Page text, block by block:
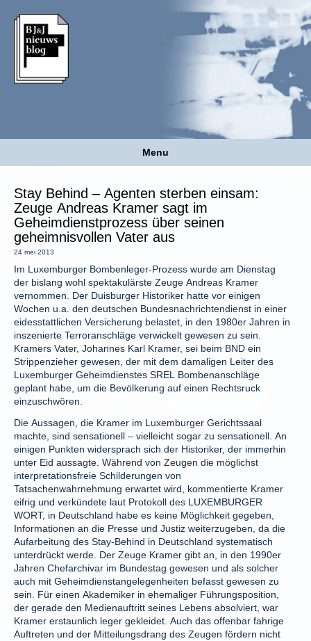
Menu
Stay Behind – Agenten sterben einsam:
Zeuge Andreas Kramer sagt im
Geheimdienstprozess über seinen
geheimnisvollen Vater aus
24 mei 2013
Im Luxemburger Bombenleger-Prozess wurde am Dienstag
der bislang wohl spektakulärste Zeuge Andreas Kramer
vernommen. Der Duisburger Historiker hatte vor einigen
Wochen u.a. den deutschen Bundesnachrichtendienst in einer
eidesstattlichen Versicherung belastet, in den 1980er Jahren in
inszenierte Terroranschläge verwickelt gewesen zu sein.
Kramers Vater, Johannes Karl Kramer, sei beim BND ein
Strippenzieher gewesen, der mit dem damaligen Leiter des
Luxemburger Geheimdienstes SREL Bombenanschläge
geplant habe, um die Bevölkerung auf einen Rechtsruck
einzuschwören.
Die Aussagen, die Kramer im Luxemburger Gerichtssaal
machte, sind sensationell – vielleicht sogar zu sensationell. An
einigen Punkten widersprach sich der Historiker, der immerhin
unter Eid aussagte. Während von Zeugen die möglichst
interpretationsfreie Schilderungen von
Tatsachenwahrnehmung erwartet wird, kommentierte Kramer
eifrig und verkündete laut Protokoll des LUXEMBURGER
WORT, in Deutschland habe es keine Möglichkeit gegeben,
Informationen an die Presse und Justiz weiterzugeben, da die
Aufarbeitung des Stay-Behind in Deutschland systematisch
unterdrückt werde. Der Zeuge Kramer gibt an, in den 1990er
Jahren Chefarchivar im Bundestag gewesen und als solcher
auch mit Geheimdienstangelegenheiten befasst gewesen zu
sein. Für einen Akademiker in ehemaliger Führungsposition,
der gerade den Medienauftritt seines Lebens absolviert, war
Kramer erstaunlich leger gekleidet. Auch das offenbar fahrige
Auftreten und der Mitteilungsdrang des Zeugen fördern nicht